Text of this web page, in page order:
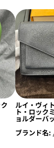
ルイ・ヴィ
ト・ロック
ョルダーバ
ブランド名: